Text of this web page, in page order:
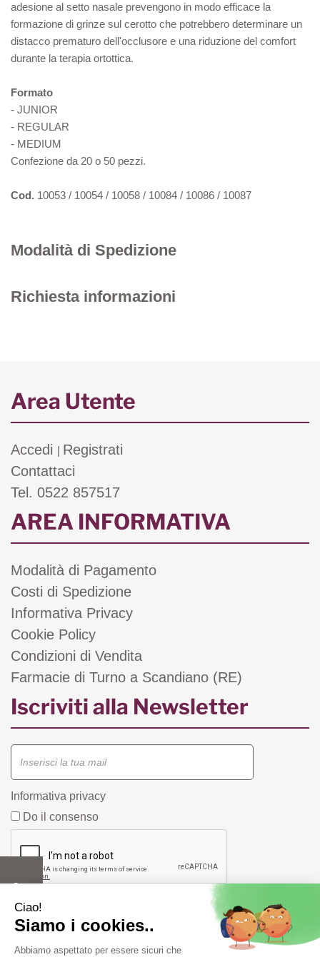
adesione al setto nasale prevengono in modo efficace la
formazione di grinze sul cerotto che potrebbero determinare un
distacco prematuro dell'occlusore e una riduzione del comfort
durante la terapia ortottica.
Formato
- JUNIOR
- REGULAR
- MEDIUM
Confezione da 20 o 50 pezzi.
Cod. 10053 / 10054 / 10058 / 10084 / 10086 / 10087
Modalità di Spedizione
Richiesta informazioni
Area Utente
Accedi
Registrati
Contattaci
Tel. 0522 857517
AREA INFORMATIVA
Modalità di Pagamento
Costi di Spedizione
Informativa Privacy
Cookie Policy
Condizioni di Vendita
Farmacie di Turno a Scandiano (RE)
Iscriviti alla Newsletter
Informativa privacy
Do il consenso